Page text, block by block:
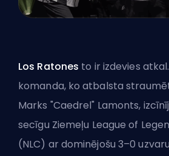
Los Ratones to ir izdevies
komanda, ko atbalsta
Marks "Caedrel" Lamonts,
secīgu Ziemeļu League of
(NLC) ar dominējošu 3–0